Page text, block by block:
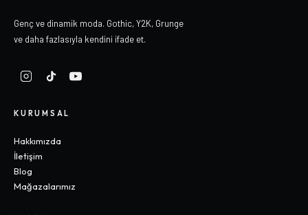
Genç ve dinamik moda. Gothic, Y2K, Grunge
ve daha fazlasıyla kendini ifade et.
KURUMSAL
Hakkımızda
İletişim
Blog
Mağazalarımız